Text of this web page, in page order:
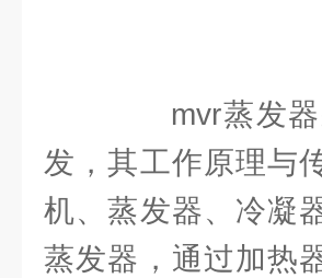
mvr蒸发器
发，其工作原理与
机、蒸发器、冷凝
蒸发器，通过加热